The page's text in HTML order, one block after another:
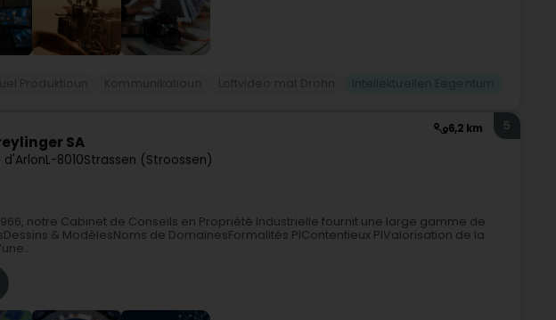
6,2 km
SA
d'ArlonL-8010Strassen (Stroossen)
5
notre Cabinet de Conseils en Propriété Industrielle fournit une large gamme de
& ModèlesNoms de DomainesFormalités PIContentieux PIValorisation de la